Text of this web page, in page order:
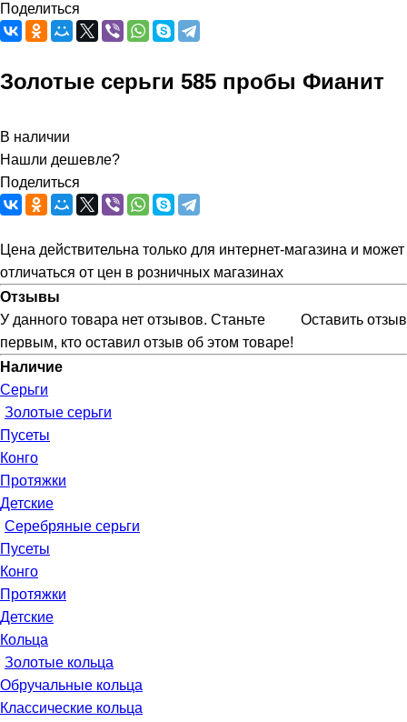
Поделиться
Золотые серьги 585 пробы Фианит
В наличии
Нашли дешевле?
Поделиться
Цена действительна только для интернет-магазина и может
отличаться от цен в розничных магазинах
Отзывы
Оставить отзыв
У данного товара нет отзывов. Станьте
первым, кто оставил отзыв об этом товаре!
Наличие
Серьги
Золотые серьги
Пусеты
Конго
Протяжки
Детские
Серебряные серьги
Пусеты
Конго
Протяжки
Детские
Кольца
Золотые кольца
Обручальные кольца
Классические кольца